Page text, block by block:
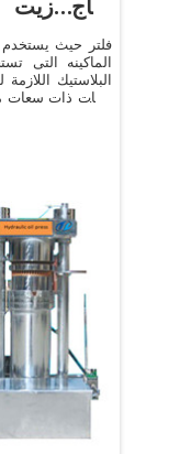
إنتاج
فلتر حيث
الماكينه التى
البلاستيك